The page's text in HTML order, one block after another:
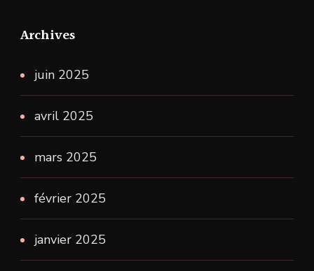
Archives
juin 2025
avril 2025
mars 2025
février 2025
janvier 2025